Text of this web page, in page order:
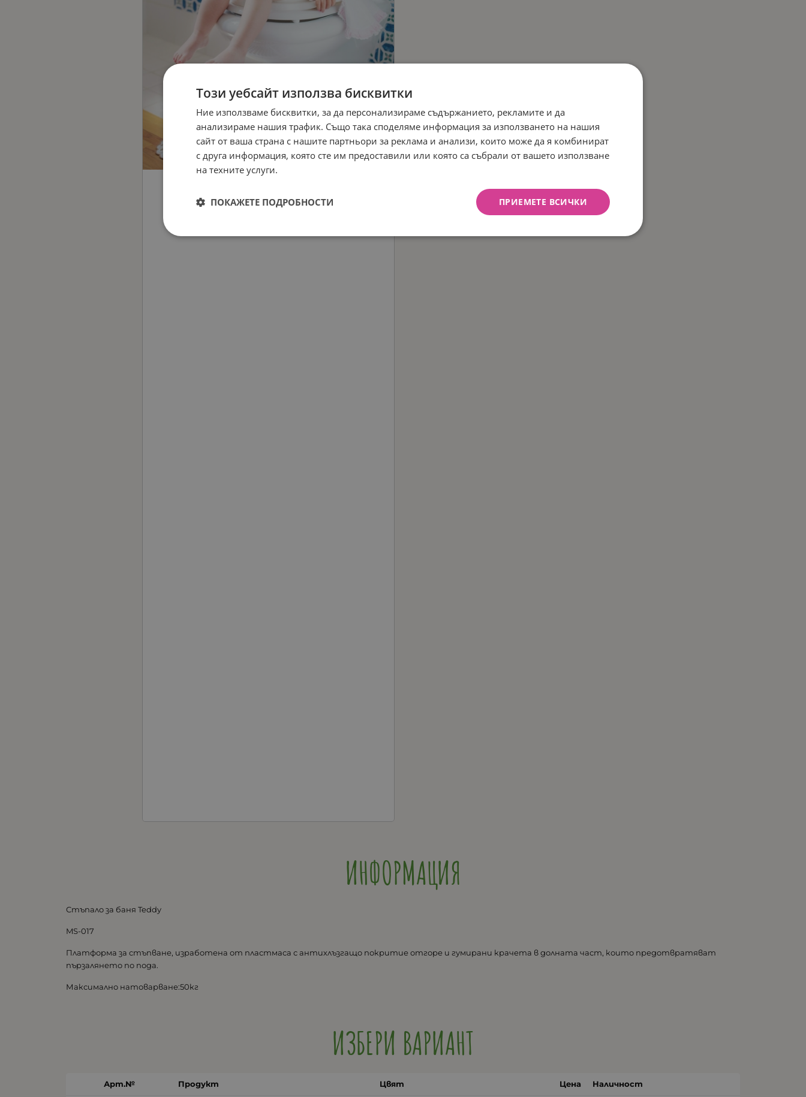
ИНФОРМАЦИЯ
Стъпало за баня Teddy
MS-017
Платформа за стъпване, изработена от пластмаса с антихлъзгащо покритие отгоре и гумирани крачета в долната част, които предотвратяват
пързалянето по пода.
Максимално натоварване:50кг
ИЗБЕРИ ВАРИАНТ
Арт.№ Продукт Цвят Цена Наличност
Този уебсайт използва бисквитки
Ние използваме бисквитки, за да персонализираме съдържанието, рекламите и да
анализираме нашия трафик. Също така споделяме информация за използването на нашия
сайт от ваша страна с нашите партньори за реклама и анализи, които може да я комбинират
с друга информация, която сте им предоставили или която са събрали от вашето използване
на техните услуги.
ПРИЕМЕТЕ ВСИЧКИ
ПОКАЖЕТЕ ПОДРОБНОСТИ